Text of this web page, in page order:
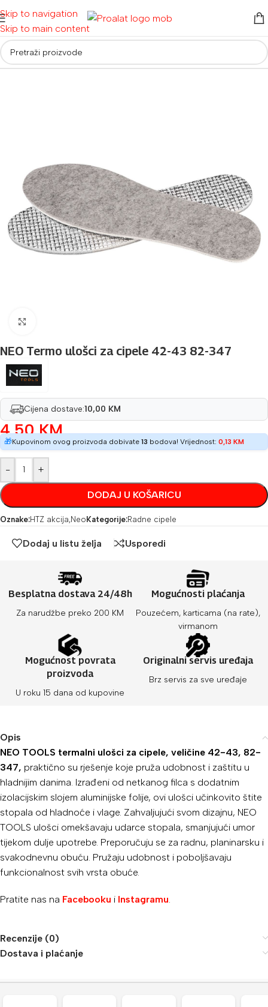
Skip to navigation
Skip to main content
Početna/ Radna odjeća i obuća
NEO Termo ulošci za cipele 42-43 82-347
Cijena dostave:10,00 KM
4,50KM
🎁Kupovinom ovog proizvoda dobivate 13 bodova! Vrijednost: 0,13 KM
- +
DODAJ U KOŠARICU
Oznake:HTZ akcija,Neo Kategorije:Radne cipele
Dodaj u listu želja Usporedi
Besplatna dostava 24/48h
Za narudžbe preko 200 KM
Mogućnosti plaćanja
Pouzećem, karticama (na rate),
virmanom
Mogućnost povrata
proizvoda
U roku 15 dana od kupovine
Originalni servis uređaja
Brz servis za sve uređaje
Opis
NEO TOOLS termalni ulošci za cipele, veličine 42-43, 82-
347, praktično su rješenje koje pruža udobnost i zaštitu u
hladnijim danima. Izrađeni od netkanog filca s dodatnim
izolacijskim slojem aluminijske folije, ovi ulošci učinkovito štite
stopala od hladnoće i vlage. Zahvaljujući svom dizajnu, NEO
TOOLS ulošci omekšavaju udarce stopala, smanjujući umor
tijekom dulje upotrebe. Preporučuju se za radnu, planinarsku i
svakodnevnu obuću. Pružaju udobnost i poboljšavaju
funkcionalnost svih vrsta obuće.
Pratite nas na Facebooku i Instagramu.
Recenzije (0)
Dostava i plaćanje